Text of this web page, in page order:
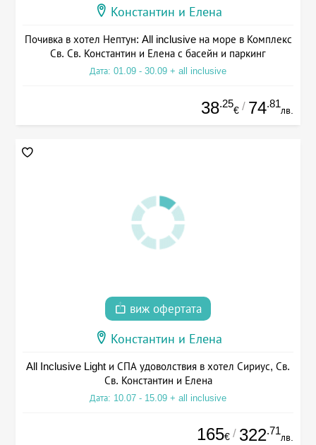
Константин и Елена
Почивка в хотел Нептун: All inclusive на море в Комплекс
Св. Св. Константин и Елена с басейн и паркинг
Дата: 01.09 - 30.09 + all inclusive
38.25
€ / 74.81
лв.
виж офертата
Константин и Елена
All Inclusive Light и СПА удоволствия в хотел Сириус, Св.
Св. Константин и Елена
Дата: 10.07 - 15.09 + all inclusive
165€ / 322.71
лв.